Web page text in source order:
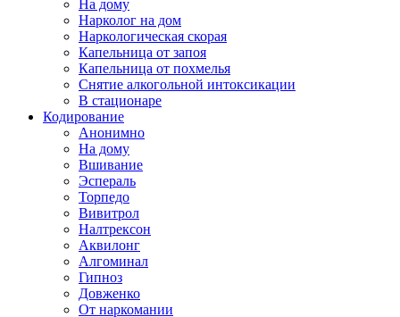
На дому
Нарколог на дом
Наркологическая скорая
Капельница от запоя
Капельница от похмелья
Снятие алкогольной интоксикации
В стационаре
Кодирование
Анонимно
На дому
Вшивание
Эспераль
Торпедо
Вивитрол
Налтрексон
Аквилонг
Алгоминал
Гипноз
Довженко
От наркомании